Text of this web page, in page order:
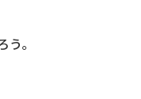
。